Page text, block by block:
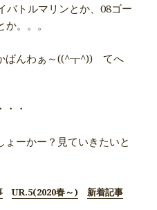
バトルマリンとか、08ゴー
。。。
ばんわぁ～((^┰^))ゞてへ
・
ーかー？見ていきたいと
UR.5(2020春～) 新着記事